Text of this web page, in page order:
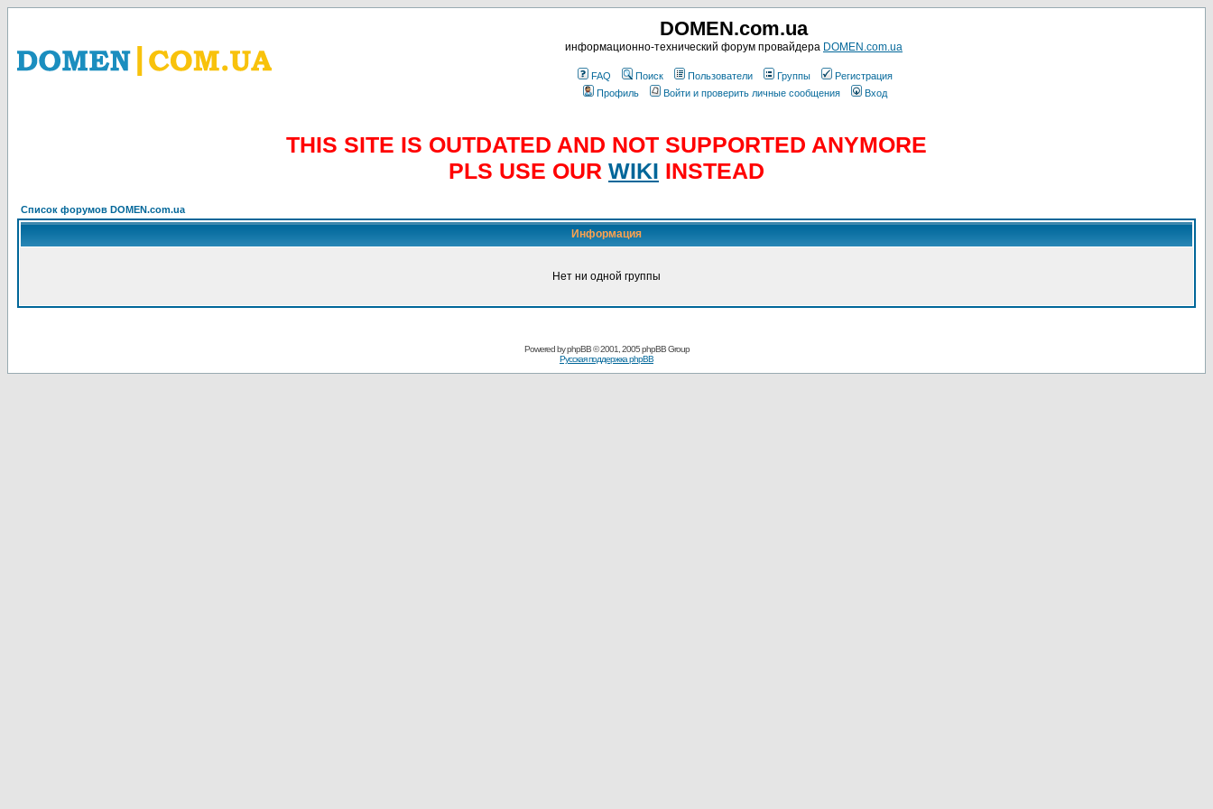
DOMEN.com.ua
информационно-технический форум провайдера DOMEN.com.ua
FAQ Поиск Пользователи Группы
Регистрация
Профиль
Войти и проверить личные сообщения Вход
THIS SITE IS OUTDATED AND NOT SUPPORTED ANYMORE
PLS USE OUR WIKI INSTEAD
Список форумов DOMEN.com.ua
Информация
Нет ни одной группы
Powered byphpBB© 2001, 2005 phpBB Group
Русская поддержка phpBB